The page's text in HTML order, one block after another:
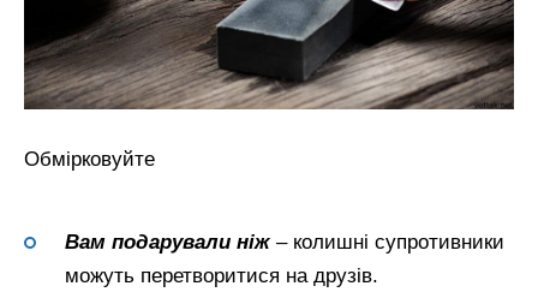
Обмірковуйте
Вам подарували ніж – колишні супротивники
можуть перетворитися на друзів.